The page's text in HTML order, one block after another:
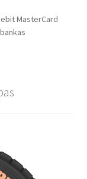
MasterCard